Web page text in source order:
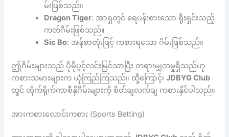
မ်းဖြစ်သည်။
Dragon Tiger: အာရှတွင် ရေပန်းစားသော ရိုးရှင်းသည့်
ကတ်ဂိမ်းဖြစ်သည်။
Sic Bo: အန်စာတုံးဖြင့် ကစားရသော ဂိမ်းဖြစ်သည်။
ဤဂိမ်းများသည် ပိုမိုပွင့်လင်းမြင်သာပြီး တရားမျှတမှုရှိသည်ဟု
ကစားသမားများက ယုံကြည်ကြသည်။ ထို့ကြောင့်၊JDBYG Club
တွင် တိုက်ရိုက်ကာစီနိုဂိမ်းများကို စိတ်ချလက်ချ ကစားနိုင်ပါသည်။
အားကစားလောင်းကစား (Sports Betting)